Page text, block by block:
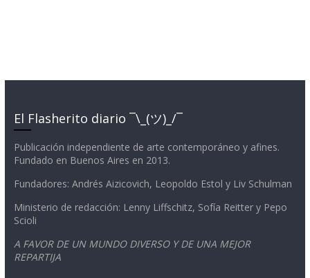
El Flasherito diario ¯\_(ツ)_/¯
Publicación independiente de arte contemporáneo y afines.
Fundado en Buenos Aires en 2013.
Fundadores: Andrés Aizicovich, Leopoldo Estol y Liv Schulman
Ministerio de redacción: Lenny Liffschitz, Sofía Reitter y Pepo
Scioli
A FAVOR DE UN MUNDO DIVERSO Y DE UNA MEJOR
REPARTIJA